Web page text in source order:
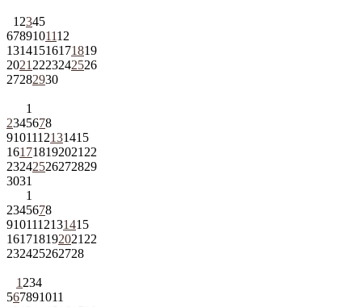
1 2345
6789101112
13141516171819
2021 2223242526
27282930
1
2345678
9101112131415
161718192021 22
23242526272829
3031
1
2345678
9101112131415
161718192021 22
232425262728
1 234
567891011